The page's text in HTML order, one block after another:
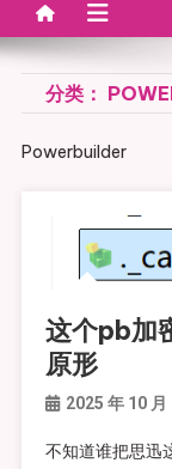
分类：
Powerbuilder
这个pb加
原形
2025 年 10 月
不知道谁把思迅